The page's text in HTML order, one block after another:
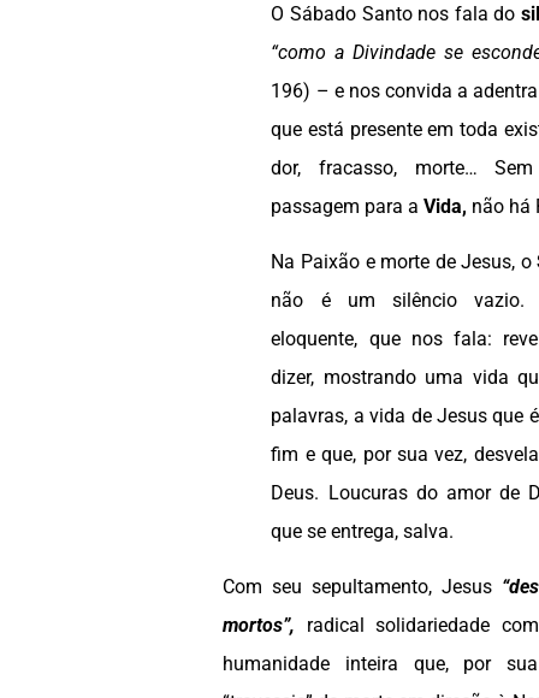
O Sábado Santo nos fala do
“como a Divindade se
196) – e nos convida a
que está presente em toda
dor, fracasso, morte…
passagem para aVida, não há
Na Paixão e morte de Jesus, o
não é um silêncio vazio.
eloquente, que nos fala:
dizer, mostrando uma vida
palavras, a vida de Jesus que
fim e que, por sua vez,
Deus. Loucuras do amor de
que se entrega, salva.
Com seu sepultamento, Jesus
mortos”, radical solidariedade
humanidade inteira que, por